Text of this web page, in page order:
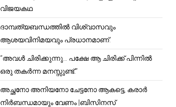
വിജയകഥ
ദാമ്പത്യബന്ധത്തിൽ വിശ്വാസവും
ആശയവിനിമയവും പ്രധാനമാണ്.
“അവൾ ചിരിക്കുന്നു… പക്ഷേ ആ ചിരിക്ക് പിന്നിൽ
ഒരു തകർന്ന മനസ്സുണ്ട്.”
അച്ഛനോ അനിയനോ ചേട്ടനോ ആകട്ടെ, കരാർ
നിർബന്ധമായും വേണം |ബിസിനസ്